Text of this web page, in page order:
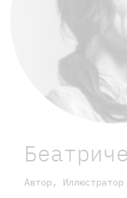
Автор, Иллюстратор